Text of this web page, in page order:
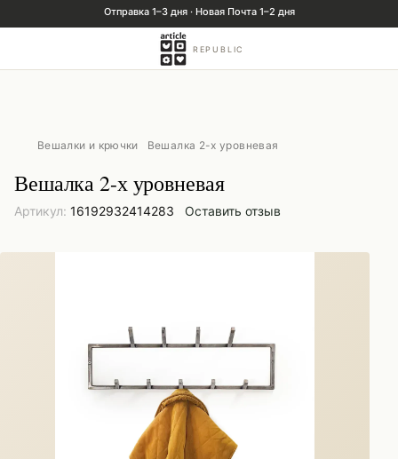
REPUBLIC
Вешалки и крючки Вешалка 2-х уровневая
Вешалка 2-х уровневая
Артикул: 16192932414283 Оставить отзыв